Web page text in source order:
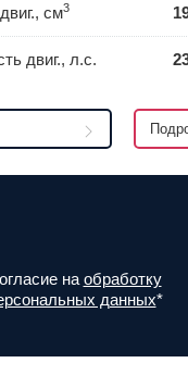
см3
двиг., л.с.
на обработку
данных*